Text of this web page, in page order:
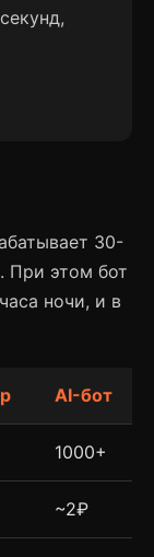
30-
При этом бот
ночи, и в
AI-бот
1000+
~2₽